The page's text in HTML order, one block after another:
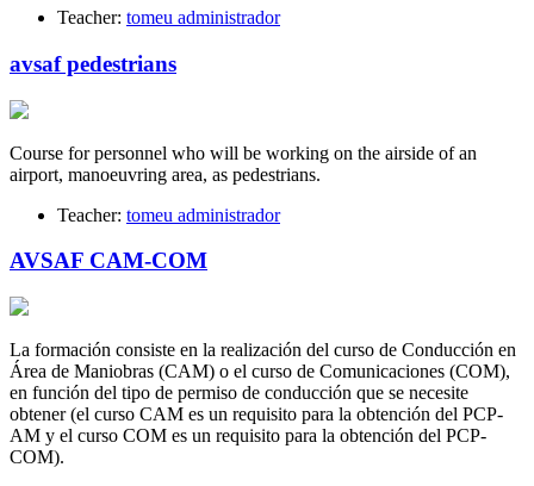
Teacher: tomeu administrador
avsaf pedestrians
Course for personnel who will be working on the airside of an
airport, manoeuvring area, as pedestrians.
Teacher: tomeu administrador
AVSAF CAM-COM
La formación consiste en la realización del curso de Conducción en
Área de Maniobras (CAM) o el curso de Comunicaciones (COM),
en función del tipo de permiso de conducción que se necesite
obtener (el curso CAM es un requisito para la obtención del PCP-
AM y el curso COM es un requisito para la obtención del PCP-
COM).